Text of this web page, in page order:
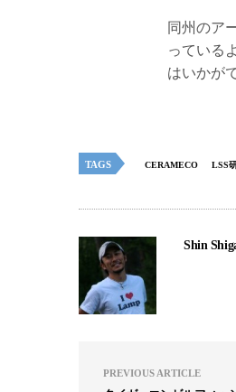
同州のア
っている
はいかが
TAGS CERAMECO LSS
Shin
PREVIOUS ARTICLE